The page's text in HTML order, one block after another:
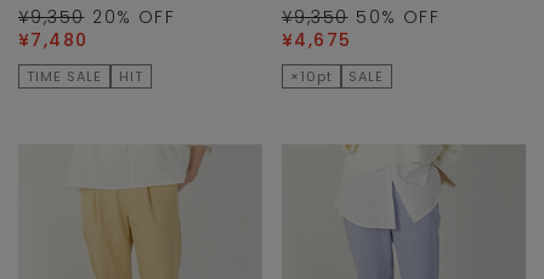
¥9,350 20% OFF
¥7,480
TIME SALE HIT
¥9,350 50% OFF
¥4,675
×10pt SALE